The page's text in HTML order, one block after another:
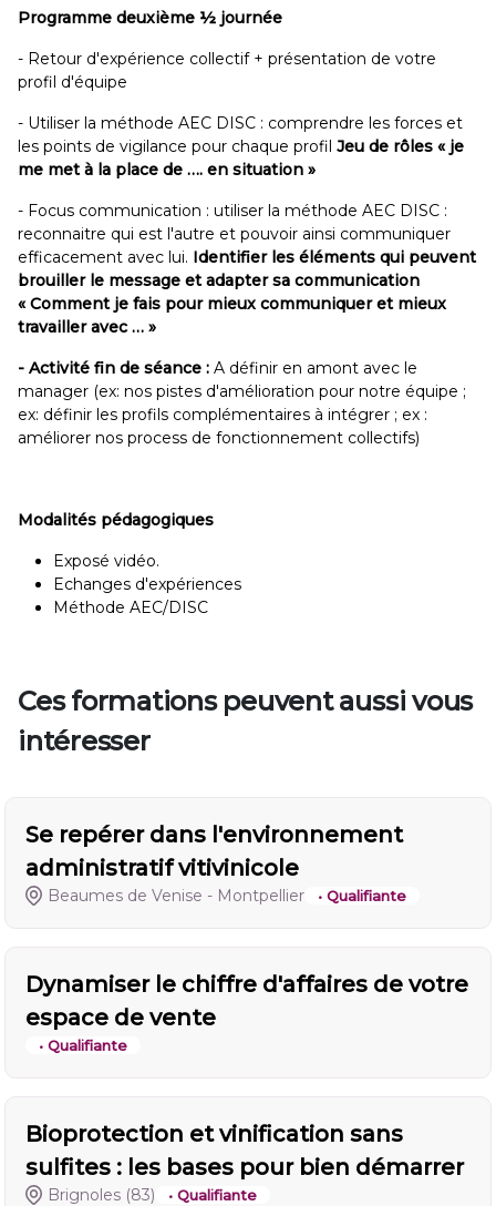
Programme deuxième ½ journée
- Retour d'expérience collectif + présentation de votre
profil d'équipe
- Utiliser la méthode AEC DISC : comprendre les forces et
les points de vigilance pour chaque profil Jeu de rôles « je
me met à la place de …. en situation »
- Focus communication : utiliser la méthode AEC DISC :
reconnaitre qui est l'autre et pouvoir ainsi communiquer
efficacement avec lui. Identifier les éléments qui peuvent
brouiller le message et adapter sa communication
« Comment je fais pour mieux communiquer et mieux
travailler avec … »
- Activité fin de séance : A définir en amont avec le
manager (ex: nos pistes d'amélioration pour notre équipe ;
ex: définir les profils complémentaires à intégrer ; ex :
améliorer nos process de fonctionnement collectifs)
Modalités pédagogiques
Exposé vidéo.
Echanges d'expériences
Méthode AEC/DISC
Ces formations peuvent aussi vous
intéresser
Se repérer dans l'environnement
administratif vitivinicole
Beaumes de Venise - Montpellier • Qualifiante
Dynamiser le chiffre d'affaires de votre
espace de vente
• Qualifiante
Bioprotection et vinification sans
sulfites : les bases pour bien démarrer
Brignoles (83) • Qualifiante